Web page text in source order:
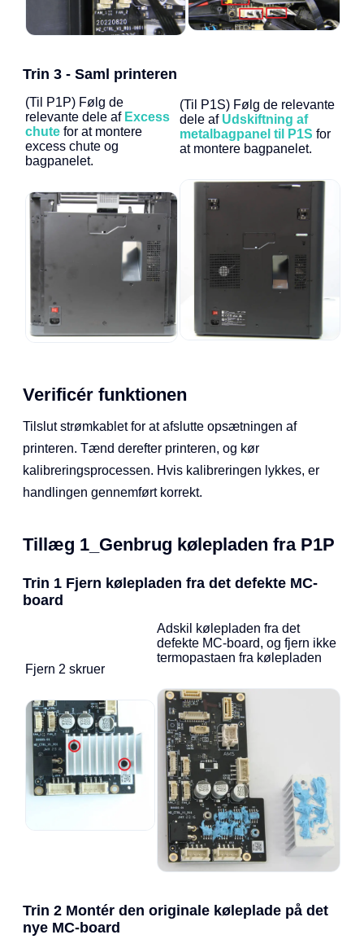
Trin 3 - Saml printeren
(Til P1P) Følg de
relevante dele af Excess
chute for at montere
excess chute og
bagpanelet.
(Til P1S) Følg de relevante
dele af Udskiftning af
metalbagpanel til P1S for
at montere bagpanelet.
Verificér funktionen
Tilslut strømkablet for at afslutte opsætningen af
printeren. Tænd derefter printeren, og kør
kalibreringsprocessen. Hvis kalibreringen lykkes, er
handlingen gennemført korrekt.
Tillæg 1_Genbrug kølepladen fra P1P
Trin 1 Fjern kølepladen fra det defekte MC-
board
Fjern 2 skruer
Adskil kølepladen fra det
defekte MC-board, og fjern ikke
termopastaen fra kølepladen
Trin 2 Montér den originale køleplade på det
nye MC-board